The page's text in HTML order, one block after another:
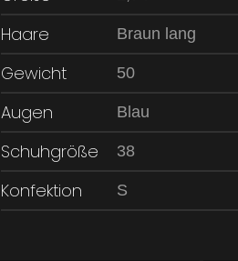
Haare Braun lang
Gewicht 50
Augen Blau
Schuhgröße 38
Konfektion S